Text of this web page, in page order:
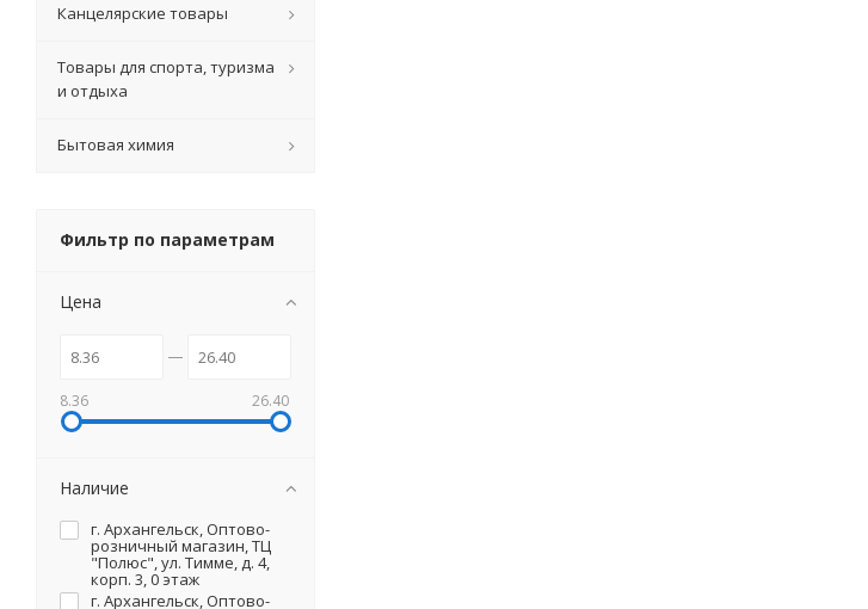
Канцелярские товары
Товары для спорта, туризма
и отдыха
Бытовая химия
Фильтр по параметрам
Цена
8.36 26.40
Наличие
г. Архангельск, Оптово-
розничный магазин, ТЦ
"Полюс", ул. Тимме, д. 4,
корп. 3, 0 этаж
г. Архангельск, Оптово-